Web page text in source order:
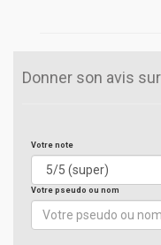
Donner son avis
Votre note
Votre pseudo ou nom